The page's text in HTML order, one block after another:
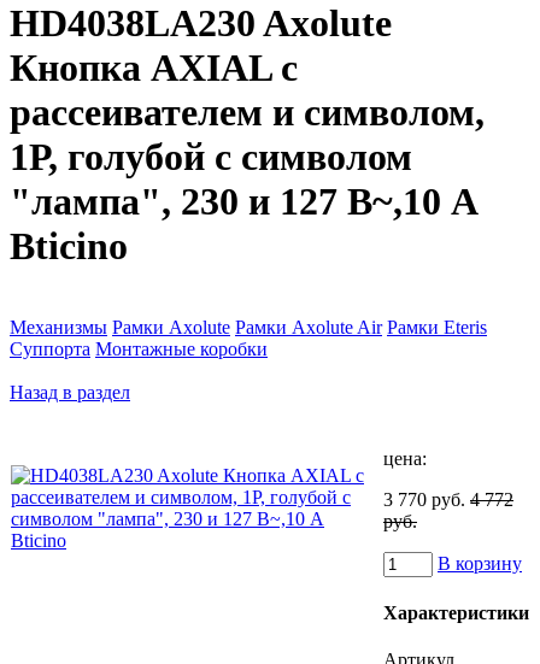
HD4038LA230 Axolute
Кнопка AXIAL с
рассеивателем и символом,
1Р, голубой с символом
"лампа", 230 и 127 В~,10 А
Bticino
Механизмы Рамки Axolute Рамки Axolute Air Рамки Eteris
Суппорта Монтажные коробки
Назад в раздел
цена:
3 770 руб. 4 772
руб.
В корзину
Характеристики